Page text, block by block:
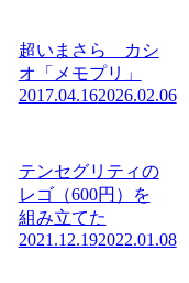
超いまさら カシ
オ「メモプリ」
2017.04.162026.02.06
テンセグリティの
レゴ（600円）を
組み立てた
2021.12.192022.01.08